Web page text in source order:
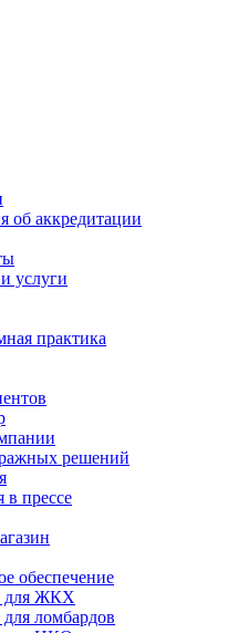
об аккредитации
услуги
практика
решений
в прессе
обеспечение
для ЖКХ
ломбардов